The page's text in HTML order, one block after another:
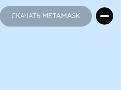
СКАЧАТЬ METAMASK